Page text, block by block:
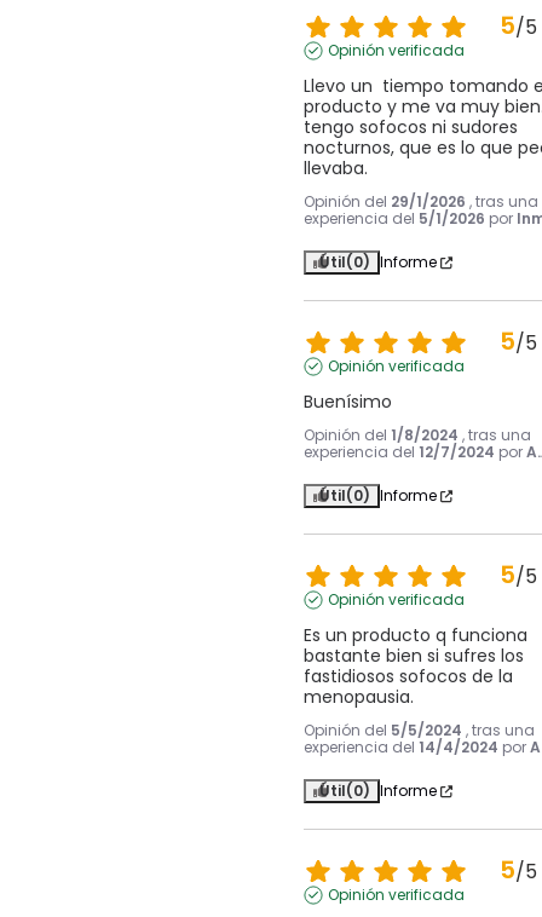
5/5
Opinión verificada
Llevo un  tiempo tomando
producto y me va muy
tengo sofocos ni sudores
nocturnos, que es lo que
llevaba.
Opinión del 29/1/2026 , tras una
experiencia del 5/1/2026 por
Útil(0) Informe
5/5
Opinión verificada
Buenísimo
Opinión del 1/8/2024 , tras una
experiencia del 12/7/2024 por
Útil(0) Informe
5/5
Opinión verificada
Es un producto q funciona
bastante bien si sufres los
fastidiosos sofocos de la
menopausia.
Opinión del 5/5/2024 , tras una
experiencia del 14/4/2024 por
Útil(0) Informe
5/5
Opinión verificada